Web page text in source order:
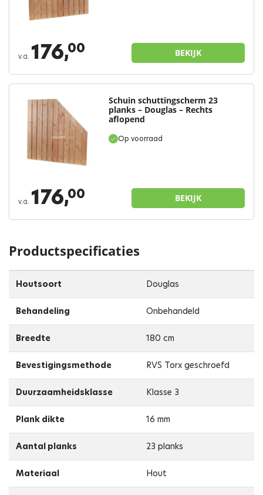
v.a. 176,00 BEKIJK
Op voorraad
Schuin schuttingscherm 23
planks – Douglas – Rechts
aflopend
v.a. 176,00 BEKIJK
Productspecificaties
Houtsoort Douglas
Behandeling Onbehandeld
Breedte 180 cm
Bevestigingsmethode RVS Torx geschroefd
Duurzaamheidsklasse Klasse 3
Plank dikte 16 mm
Aantal planks 23 planks
Materiaal Hout